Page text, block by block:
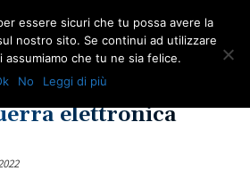
rapito perchè
elettronica
essere sicuri che tu possa avere la
nostro sito. Se continui ad utilizzare
che tu ne sia felice.
No Leggi di più